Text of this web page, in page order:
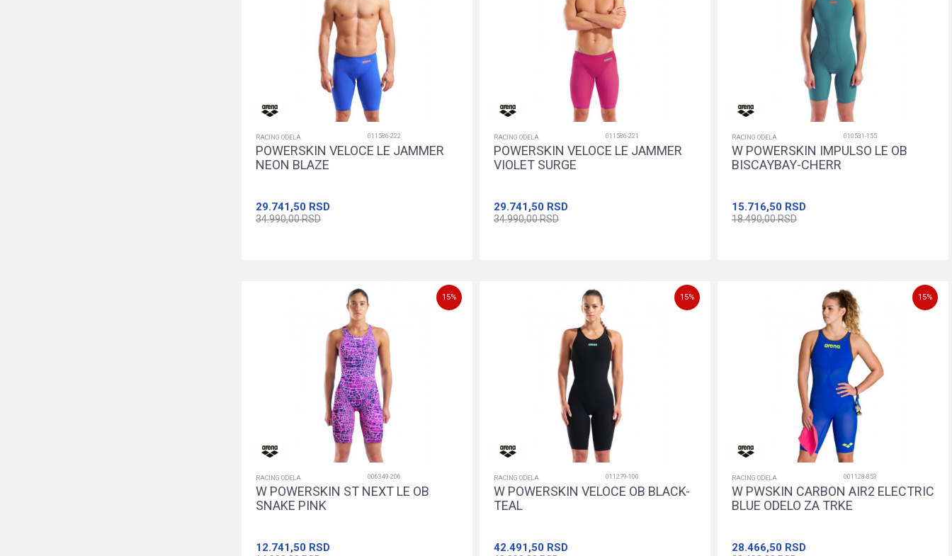
RACING ODELA 011586-222
POWERSKIN VELOCE LE JAMMER
NEON BLAZE
29.741,50 RSD
34.990,00RSD
RACING ODELA 011586-221
POWERSKIN VELOCE LE JAMMER
VIOLET SURGE
29.741,50 RSD
34.990,00RSD
RACING ODELA 010531-155
W POWERSKIN IMPULSO LE OB
BISCAYBAY-CHERR
15.716,50 RSD
18.490,00RSD
15%
RACING ODELA 006349-206
W POWERSKIN ST NEXT LE OB
SNAKE PINK
12.741,50 RSD
15%
RACING ODELA 011279-100
W POWERSKIN VELOCE OB BLACK-
TEAL
42.491,50 RSD
15%
RACING ODELA 001128-853
W PWSKIN CARBON AIR2 ELECTRIC
BLUE ODELO ZA TRKE
28.466,50 RSD